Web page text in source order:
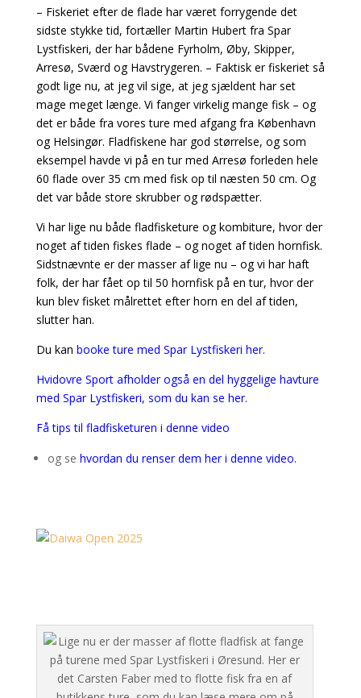
– Fiskeriet efter de flade har været forrygende det
sidste stykke tid, fortæller Martin Hubert fra Spar
Lystfiskeri, der har bådene Fyrholm, Øby, Skipper,
Arresø, Sværd og Havstrygeren. – Faktisk er fiskeriet så
godt lige nu, at jeg vil sige, at jeg sjældent har set
mage meget længe. Vi fanger virkelig mange fisk – og
det er både fra vores ture med afgang fra København
og Helsingør. Fladfiskene har god størrelse, og som
eksempel havde vi på en tur med Arresø forleden hele
60 flade over 35 cm med fisk op til næsten 50 cm. Og
det var både store skrubber og rødspætter.
Vi har lige nu både fladfisketure og kombiture, hvor der
noget af tiden fiskes flade – og noget af tiden hornfisk.
Sidstnævnte er der masser af lige nu – og vi har haft
folk, der har fået op til 50 hornfisk på en tur, hvor der
kun blev fisket målrettet efter horn en del af tiden,
slutter han.
Du kan booke ture med Spar Lystfiskeri her.
Hvidovre Sport afholder også en del hyggelige havture
med Spar Lystfiskeri, som du kan se her.
Få tips til fladfisketuren i denne video
og se hvordan du renser dem her i denne video.